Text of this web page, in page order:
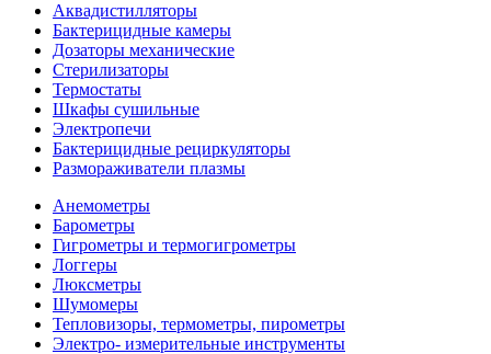
Аквадистилляторы
Бактерицидные камеры
Дозаторы механические
Стерилизаторы
Термостаты
Шкафы сушильные
Электропечи
Бактерицидные рециркуляторы
Размораживатели плазмы
Анемометры
Барометры
Гигрометры и термогигрометры
Логгеры
Люксметры
Шумомеры
Тепловизоры, термометры, пирометры
Электро- измерительные инструменты